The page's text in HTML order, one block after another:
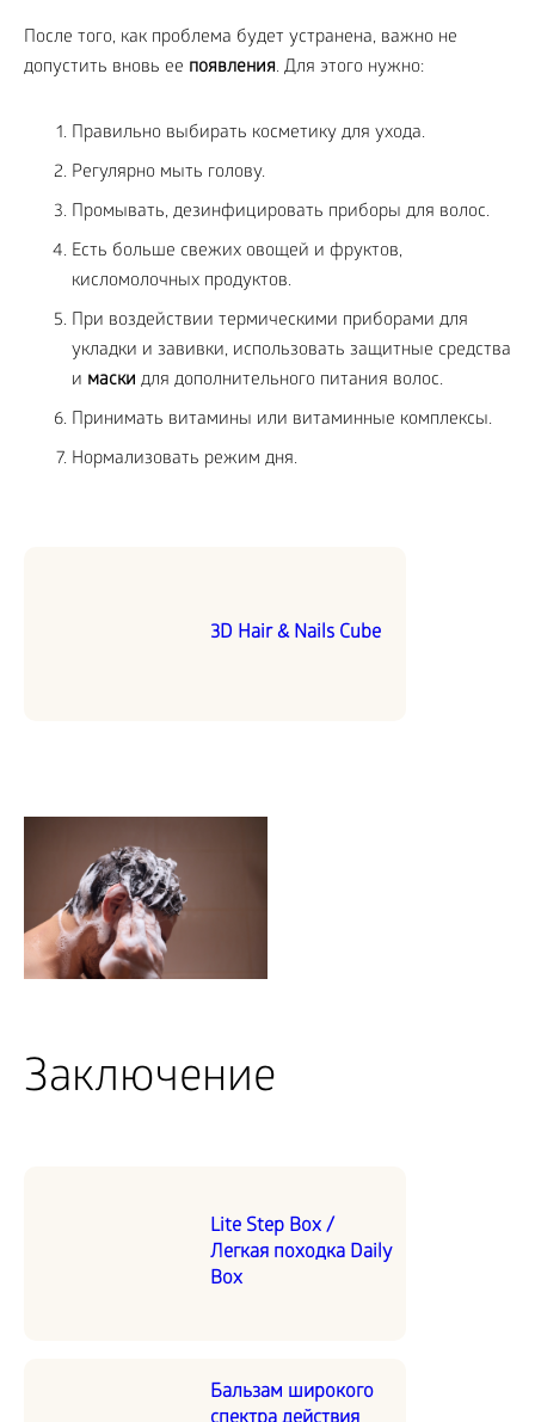
После того, как проблема будет устранена, важно не
допустить вновь ее появления. Для этого нужно:
Правильно выбирать косметику для ухода.
Регулярно мыть голову.
Промывать, дезинфицировать приборы для волос.
Есть больше свежих овощей и фруктов,
кисломолочных продуктов.
При воздействии термическими приборами для
укладки и завивки, использовать защитные средства
и маски для дополнительного питания волос.
Принимать витамины или витаминные комплексы.
Нормализовать режим дня.
3D Hair & Nails Cube
Заключение
Lite Step Box /
Легкая походка Daily
Box
Бальзам широкого